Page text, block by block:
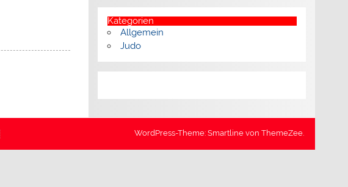
Kategorien
Allgemein
Judo
WordPress-Theme: Smartline von ThemeZee.